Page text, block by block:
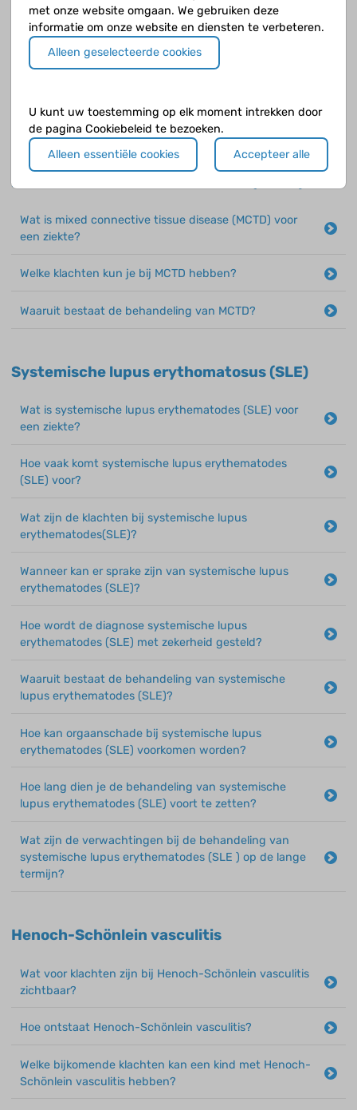
Wat is de behandeling van systemische sclerodermie?
Hoe is het verloop van de ziekte sclerodermie?
van Raynaud behoren. Waaruit bestaat het fenomeen
van Raynaud?
Mixed connective tissue disease (MCTD)
Wat is mixed connective tissue disease (MCTD) voor
een ziekte?
Welke klachten kun je bij MCTD hebben?
Waaruit bestaat de behandeling van MCTD?
Systemische lupus erythomatosus (SLE)
Wat is systemische lupus erythematodes (SLE) voor
een ziekte?
Hoe vaak komt systemische lupus erythematodes
(SLE) voor?
Wat zijn de klachten bij systemische lupus
erythematodes(SLE)?
Wanneer kan er sprake zijn van systemische lupus
erythematodes (SLE)?
Hoe wordt de diagnose systemische lupus
erythematodes (SLE) met zekerheid gesteld?
Waaruit bestaat de behandeling van systemische
lupus erythematodes (SLE)?
Hoe kan orgaanschade bij systemische lupus
erythematodes (SLE) voorkomen worden?
Hoe lang dien je de behandeling van systemische
lupus erythematodes (SLE) voort te zetten?
Wat zijn de verwachtingen bij de behandeling van
systemische lupus erythematodes (SLE ) op de lange
termijn?
Henoch-Schönlein vasculitis
Wat voor klachten zijn bij Henoch-Schönlein vasculitis
zichtbaar?
Hoe ontstaat Henoch-Schönlein vasculitis?
Welke bijkomende klachten kan een kind met Henoch-
Schönlein vasculitis hebben?
met onze website omgaan. We gebruiken deze
informatie om onze website en diensten te verbeteren.
Alleen geselecteerde cookies
U kunt uw toestemming op elk moment intrekken door
de pagina Cookiebeleid te bezoeken.
Alleen essentiële cookies
Accepteer alle